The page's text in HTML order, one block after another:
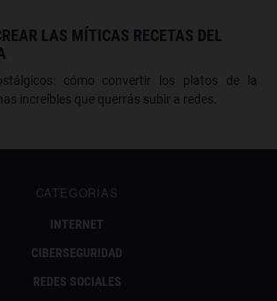
LAS MÍTICAS RECETAS DEL
cómo convertir los platos de la
increíbles que querrás subir a redes.
CATEGORÍAS
INTERNET
CIBERSEGURIDAD
REDES SOCIALES